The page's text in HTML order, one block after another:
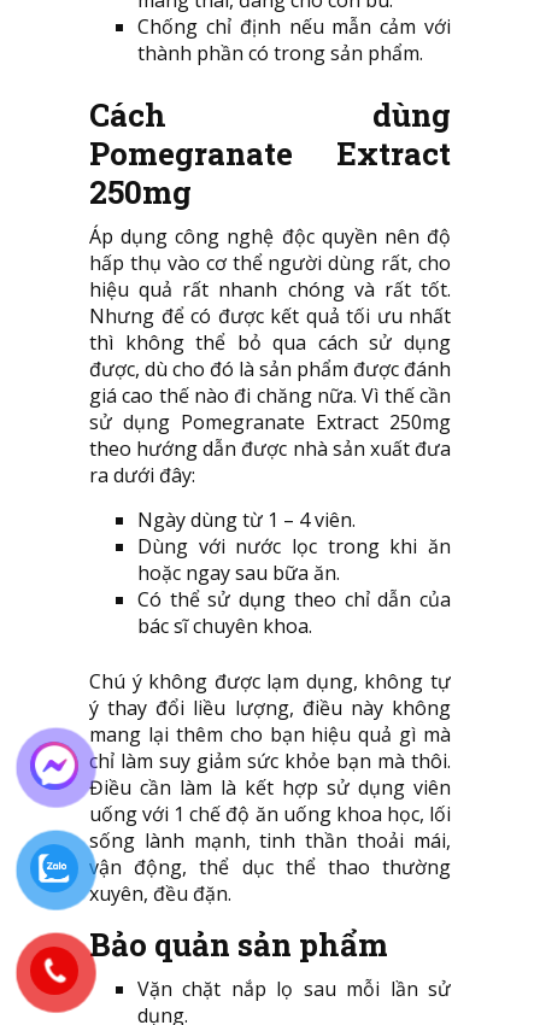
Chống chỉ định nếu mẫn cảm với
thành phần có trong sản phẩm.
Cách dùng
Pomegranate Extract
250mg
Áp dụng công nghệ độc quyền nên độ
hấp thụ vào cơ thể người dùng rất, cho
hiệu quả rất nhanh chóng và rất tốt.
Nhưng để có được kết quả tối ưu nhất
thì không thể bỏ qua cách sử dụng
được, dù cho đó là sản phẩm được đánh
giá cao thế nào đi chăng nữa. Vì thế cần
sử dụng Pomegranate Extract 250mg
theo hướng dẫn được nhà sản xuất đưa
ra dưới đây:
Ngày dùng từ 1 – 4 viên.
Dùng với nước lọc trong khi ăn
hoặc ngay sau bữa ăn.
Có thể sử dụng theo chỉ dẫn của
bác sĩ chuyên khoa.
Chú ý không được lạm dụng, không tự
ý thay đổi liều lượng, điều này không
mang lại thêm cho bạn hiệu quả gì mà
chỉ làm suy giảm sức khỏe bạn mà thôi.
Điều cần làm là kết hợp sử dụng viên
uống với 1 chế độ ăn uống khoa học, lối
sống lành mạnh, tinh thần thoải mái,
vận động, thể dục thể thao thường
xuyên, đều đặn.
Bảo quản sản phẩm
Vặn chặt nắp lọ sau mỗi lần sử
dụng.